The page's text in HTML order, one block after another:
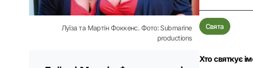
Луїза та Мартін Фоккенс. Фото: Submarine
productions
Свята
Хто святкує